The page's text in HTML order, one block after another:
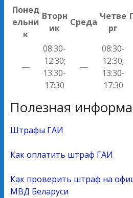
Понед
ельни
к
Вторн
ик
Среда
Четве
рг
—
08:30-
12:30;
13:30-
17:30
—
08:30-
12:30;
13:30-
17:30
Полезная
Штрафы ГАИ
Как оплатить штраф ГАИ
Как проверить штраф на
МВД Беларуси